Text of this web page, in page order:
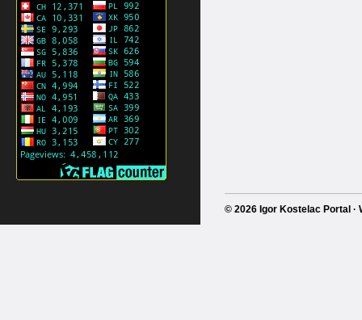
© 2026 Igor Kostelac Portal